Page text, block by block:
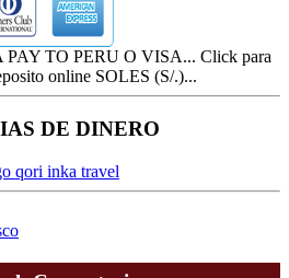
TO PERU O VISA... Click para
online SOLES (S/.)...
DE DINERO